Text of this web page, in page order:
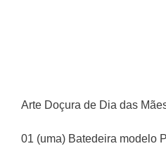
Arte Doçura de Dia das
01 (uma) Batedeira modelo